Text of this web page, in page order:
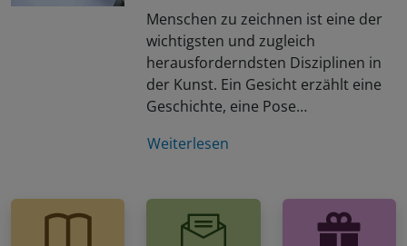
Menschen zu zeichnen ist eine der
wichtigsten und zugleich
herausforderndsten Disziplinen in
der Kunst. Ein Gesicht erzählt eine
Geschichte, eine Pose…
Weiterlesen